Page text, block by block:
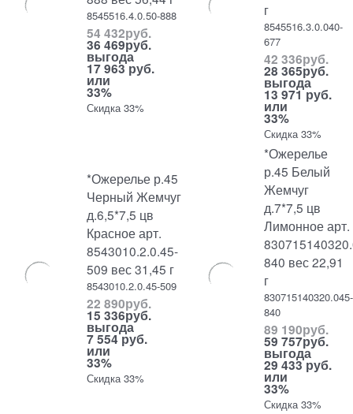
8545516.4.0.50-888
54 432руб.
36 469руб.
выгода
17 963 руб.
или
33%
Скидка 33%
г
8545516.3.0.040-
677
42 336руб.
28 365руб.
выгода
13 971 руб.
или
33%
Скидка 33%
*Ожерелье р.45
Черный Жемчуг
д.6,5*7,5 цв
Красное арт.
8543010.2.0.45-
509 вес 31,45 г
8543010.2.0.45-509
22 890руб.
15 336руб.
выгода
7 554 руб.
или
33%
Скидка 33%
*Ожерелье
р.45 Белый
Жемчуг
д.7*7,5 цв
Лимонное арт.
840 вес 22,91
г
830715140320.045-
840
89 190руб.
59 757руб.
выгода
29 433 руб.
или
33%
Скидка 33%